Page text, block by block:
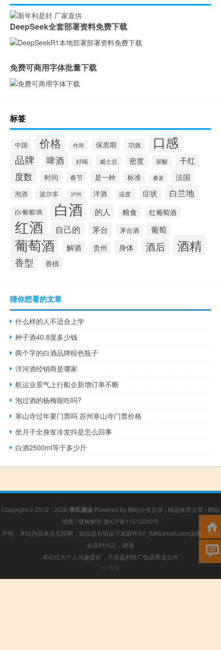
DeepSeek全套部署资料免费下载
免费可商用字体批量下载
标签
中国 价格 作用 保质期 功效 口感
品牌 啤酒 好喝 威士忌 密度 尿酸 干红
度数 时间 春节 是一种 标准 桑葚 法国
泡酒 波尔多 泸州 洋酒 温度 症状 白兰地
白葡萄酒 白酒 的人 粮食 红葡萄酒
红酒 自己的 茅台 茅台酒 葡萄
葡萄酒 解酒 贵州 身体 酒后 酒精
香型 香槟
猜你想看的文章
什么样的人不适合上学
种子酒40.8度多少钱
两个字的白酒品牌棕色瓶子
洋河酒经销商是哪家
航运业景气上行船企新增订单不断
泡过酒的杨梅能吃吗?
寒山寺过年要门票吗 苏州寒山寺门票价格
坐月子全身发冷发抖是怎么回事
白酒2500ml等于多少斤
Copyright © 2012 - 2026 李氏酒业 Powered by 网站分类目录 | 精选推荐文章 | 网站
地图 | 疑难解答 陕ICP备11012000号
声明：本站内容来自互联网，如信息有错误可发邮件到f_fb#foxmail.com说明，我们
会及时纠正，谢谢
本站仅为个人兴趣爱好，不接盈利性广告及商业合作
小男孩